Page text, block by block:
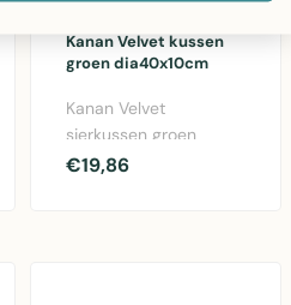
Kanan Velvet kussen
groen dia40x10cm
Kanan Velvet
sierkussen groen
40x40cm - zacht
€19,86